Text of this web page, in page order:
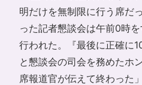
明だけを無制限に行う席だ
った記者懇談会は午前0時
行われた。『最後に正確に
と懇談会の司会を務めたホ
席報道官が伝えて終わった」